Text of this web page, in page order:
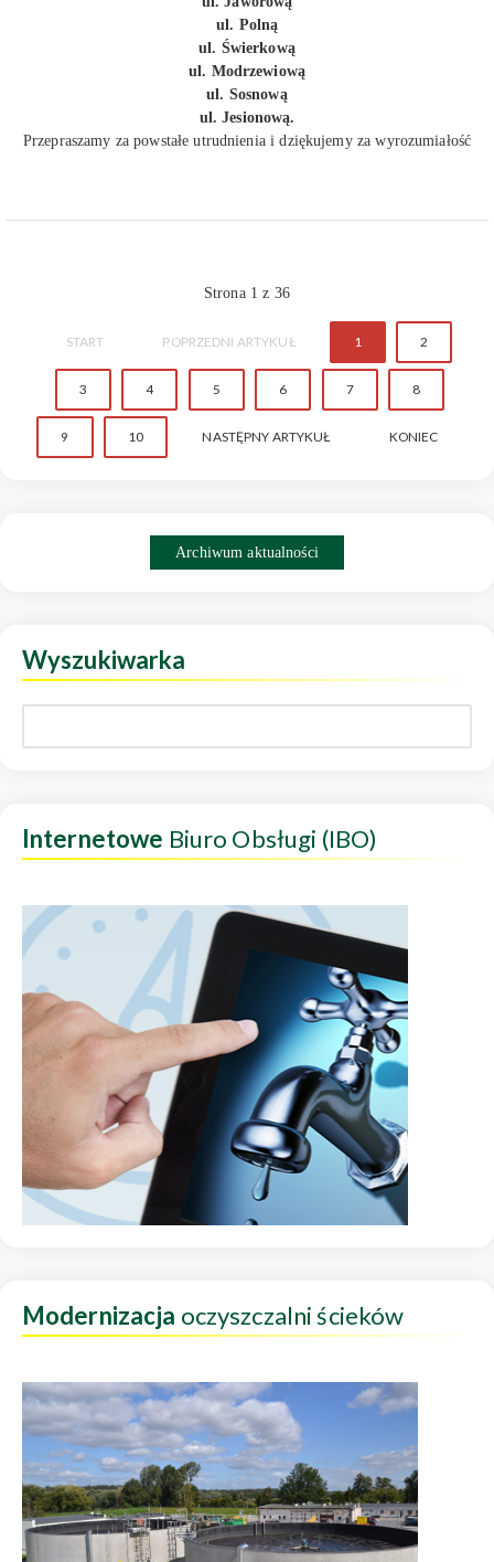
ul. Polną
ul. Świerkową
ul. Modrzewiową
ul. Sosnową
ul. Jesionową.
Przepraszamy za powstałe utrudnienia i dziękujemy za wyrozumiałość
Strona 1 z 36
START POPRZEDNI ARTYKUŁ 1 2
3 4 5 6 7 8
9 10 NASTĘPNY ARTYKUŁ KONIEC
Archiwum aktualności
Wyszukiwarka
Internetowe Biuro Obsługi (IBO)
Modernizacja oczyszczalni ścieków